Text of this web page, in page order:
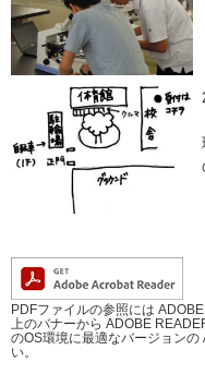
PDFファイルの参照には
上のバナーから ADOBE
のOS環境に最適なバージョン
い。